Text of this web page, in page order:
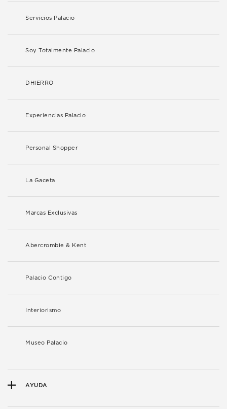
Servicios Palacio
Soy Totalmente Palacio
DHIERRO
Experiencias Palacio
Personal Shopper
La Gaceta
Marcas Exclusivas
Abercrombie & Kent
Palacio Contigo
Interiorismo
Museo Palacio
AYUDA